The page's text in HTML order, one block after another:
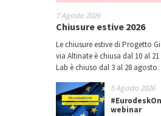
7 Agosto 2026
Chiusure estive 2026
Le chiusure estive di Progetto
via Altinate è chiusa dal 10 al
Lab è chiuso dal 3 al 28 agosto.
5 Agosto 2026
webinar